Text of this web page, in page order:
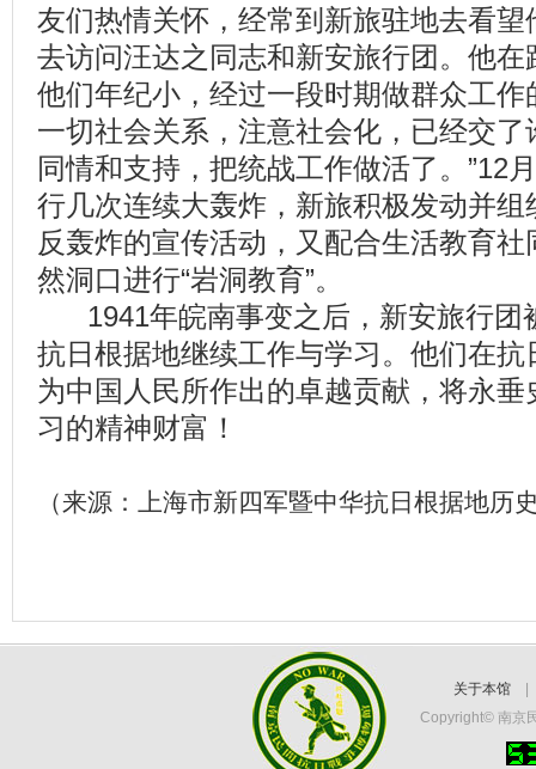
友们热情关怀，经常到新旅驻地去看
去访问汪达之同志和新安旅行团。他在
他们年纪小，经过一段时期做群众工
一切社会关系，注意社会化，已经交
同情和支持，把统战工作做活了。”12
行几次连续大轰炸，新旅积极发动并
反轰炸的宣传活动，又配合生活教育
然洞口进行“岩洞教育”。
1941年皖南事变之后，新安旅行
抗日根据地继续工作与学习。他们在
为中国人民所作出的卓越贡献，将永
习的精神财富！
（来源：上海市新四军暨中华抗日根据地历
关于本馆
Copyright© 南京